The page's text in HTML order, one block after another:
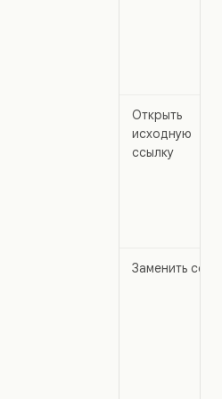
Открыть
исходную
ссылку
Заменить